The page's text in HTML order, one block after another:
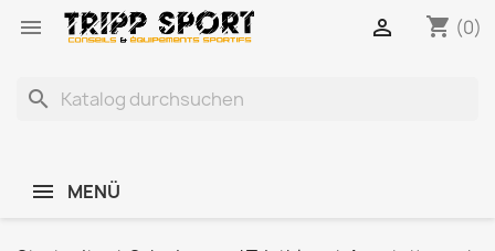
 shopping_cart (0)

search
MENÜ